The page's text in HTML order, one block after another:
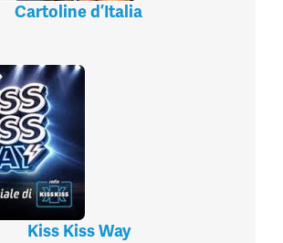
Cartoline d’Italia
Kiss Kiss Way